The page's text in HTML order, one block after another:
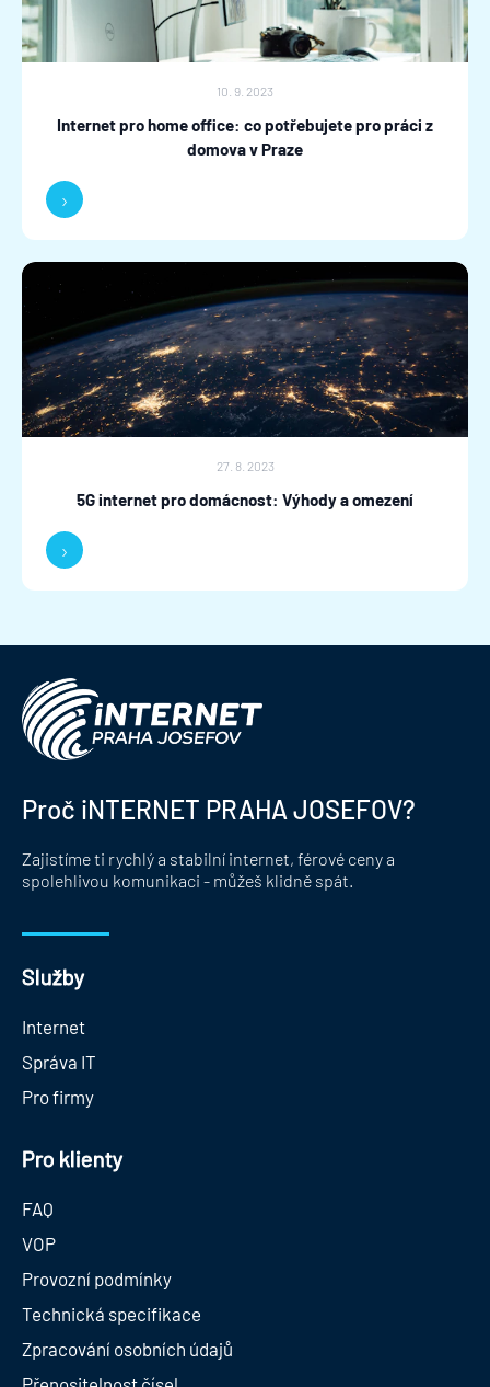
10. 9. 2023
Internet pro home office: co potřebujete pro práci z
domova v Praze
›
27. 8. 2023
5G internet pro domácnost: Výhody a omezení
›
Proč iNTERNET PRAHA JOSEFOV?
Zajistíme ti rychlý a stabilní internet, férové ceny a
spolehlivou komunikaci - můžeš klidně spát.
Služby
Internet
Správa IT
Pro firmy
Pro klienty
FAQ
VOP
Provozní podmínky
Technická specifikace
Zpracování osobních údajů